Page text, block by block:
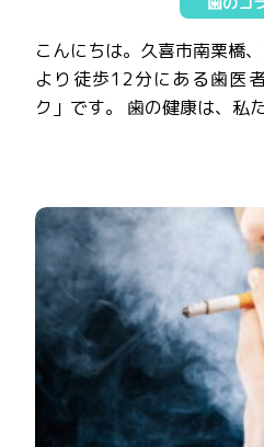
こんにちは。久喜市南栗橋
より徒歩12分にある歯医
ク」です。 歯の健康は、私